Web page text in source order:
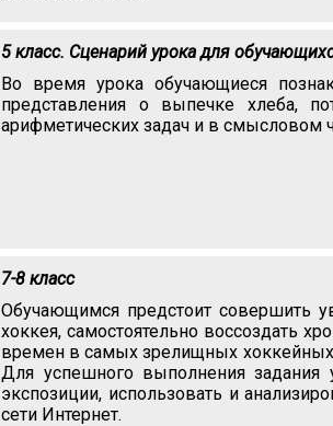
5 класс. Сценарий урока для
Во время урока обучающиеся
представления о выпечке хлеба,
арифметических задач и в смысловом
7-8 класс
Обучающимся предстоит совершить
хоккея, самостоятельно воссоздать
времен в самых зрелищных
Для успешного выполнения задания
экспозиции, использовать и
сети Интернет.